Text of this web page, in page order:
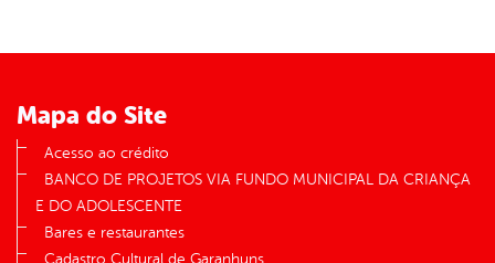
Mapa do Site
Acesso ao crédito
BANCO DE PROJETOS VIA FUNDO MUNICIPAL DA CRIANÇA
E DO ADOLESCENTE
Bares e restaurantes
Cadastro Cultural de Garanhuns